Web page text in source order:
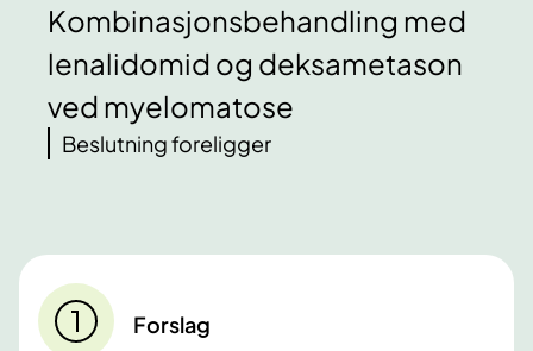
Kombinasjonsbehandling med
lenalidomid og deksametason
ved myelomatose
Beslutning foreligger
Forslag